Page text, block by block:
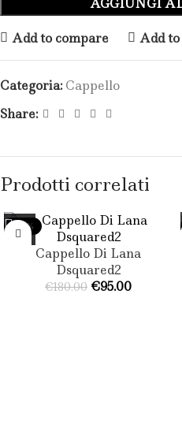
AGGIUNGI
Add to compare Add
Categoria: Cappello
Share:
Prodotti correlati
-47%
Cappello Di Lana
Dsquared2
€180.00 €95.00